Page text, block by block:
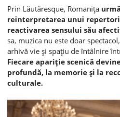
Prin Lăutăresque, Romaniţa
reinterpretarea unui
reactivarea sensului său
sa, muzica nu este doar
arhivă vie şi spaţiu de întâlnire
Fiecare apariţie scenică
profundă, la memorie şi la
culturale.